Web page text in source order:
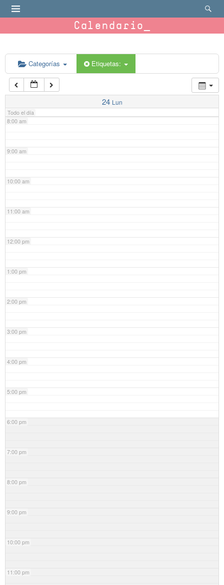
Calendario
Categorías Etiquetas:
24 Lun
Todo el día
6:00 am
7:00 am
8:00 am
9:00 am
10:00 am
11:00 am
12:00 pm
1:00 pm
2:00 pm
3:00 pm
4:00 pm
5:00 pm
6:00 pm
7:00 pm
8:00 pm
9:00 pm
10:00 pm
11:00 pm